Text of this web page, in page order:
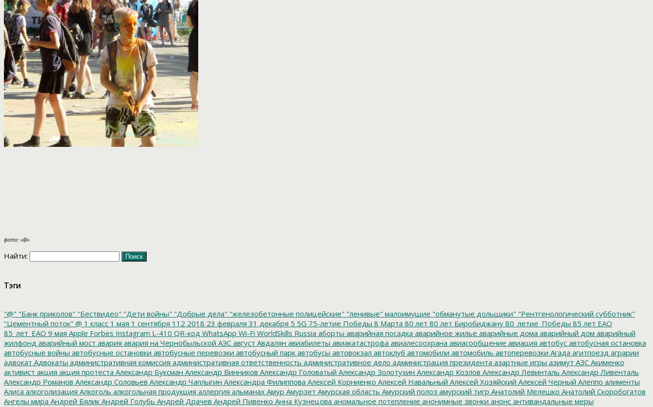
фото: «@»
Найти:
Тэги
"@" "Банк приколов" "Бествидео" "Дети войны" "Добрые дела" "железобетонные полицейские" "ленивые" малоимущие "обманутые дольщики" "Рентгенологический субботник"
"Цементный поток" @ 1 класс 1 мая 1 сентября 112 2018 23 февраля 31 декабря 5 5G 75-летие Победы 8 Марта 80 лет 80 лет Биробиджану 80_летие_Победы 85 лет ЕАО
85_лет_ЕАО 9 мая Apple Forbes Instagram L-410 QR-код WhatsApp Wi-Fi WorldSkills Russia аборты аварийная посадка аварийное жилье аварийные дома аварийный дом аварийный
жилфонд аварийный мост авария авария на Чернобыльской АЭС август Авдалян авиабилеты авиакатастрофа авиалесоохрана авиасообщение авиация автобус автобусная остановка
автобусные войны автобусные остановки автобусные перевозки автобусный парк автобусы автовокзал автоклуб автомобили автомобиль автоперевозки Агада агитпоезд аграрии
адвокат Адвокаты административная комиссия административная ответственность административное дело администрация президента азартные игры азимут АЗС Акименко
активист акция акция протеста Александр Буксман Александр Винников Александр Головатый Александр Золотухин Александр Козлов Александр Левинталь Александр Ливенталь
Александр Романов Александр Соловьев Александр Чаплыгин Александра Филиппова Алексей Корниенко Алексей Навальный Алексей Хозяйский Алексей Черный Алеппо алименты
Алиса алкоголизация Алкоголь алкогольная продукция аллергия альманах Амур Амурзет Амурская область Амурский полоз амурский тигр Анатолий Мелешко Анатолий Скоробогатов
Ангелы мира Андрей Бялик Андрей Голубь Андрей Драчев Андрей Пивенко Анна Кузнецова аномальное потепление анонимные звонки анонс антивандальные меры